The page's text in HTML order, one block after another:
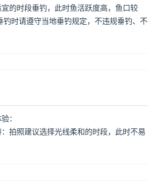
的时段垂钓，此时鱼活跃度高，鱼口较
时请遵守当地垂钓规定，不违规垂钓、不
：
拍照建议选择光线柔和的时段，此时不易